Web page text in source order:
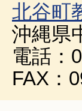
北谷町
沖縄県
電話：
FAX：